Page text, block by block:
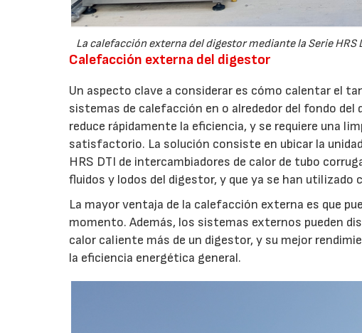
La calefacción externa del digestor mediante la Serie
Calefacción externa del digestor
Un aspecto clave a considerar es cómo calentar el
sistemas de calefacción en o alrededor del fondo
reduce rápidamente la eficiencia, y se requiere una
satisfactorio. La solución consiste en ubicar la
HRS DTI de intercambiadores de calor de tubo
fluidos y lodos del digestor, y que ya se han
La mayor ventaja de la calefacción externa es que
momento. Además, los sistemas externos pueden
calor caliente más de un digestor, y su mejor
la eficiencia energética general.